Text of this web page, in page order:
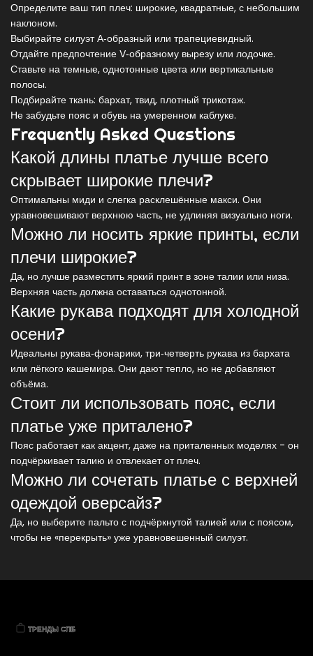
Определите ваш тип плеч: широкие, квадратные, с небольшим
наклоном.
Выбирайте силуэт А‑образный или трапециевидный.
Отдайте предпочтение V‑образному вырезу или лодочке.
Ставьте на темные, однотонные цвета или вертикальные
полосы.
Подбирайте ткань: бархат, твид, плотный трикотаж.
Не забудьте пояс и обувь на умеренном каблуке.
Frequently Asked Questions
Какой длины платье лучше всего
скрывает широкие плечи?
Оптимальны миди и слегка расклешённые макси. Они
уравновешивают верхнюю часть, не удлиняя визуально ноги.
Можно ли носить яркие принты, если
плечи широкие?
Да, но лучше разместить яркий принт в зоне талии или низа.
Верхняя часть должна оставаться однотонной.
Какие рукава подходят для холодной
осени?
Идеальны рукава‑фонарики, три‑четверть рукава из бархата
или лёгкого кашемира. Они дают тепло, но не добавляют
объёма.
Стоит ли использовать пояс, если
платье уже приталено?
Пояс работает как акцент, даже на приталенных моделях - он
подчёркивает талию и отвлекает от плеч.
Можно ли сочетать платье с верхней
одеждой оверсайз?
Да, но выберите пальто с подчёркнутой талией или с поясом,
чтобы не «перекрыть» уже уравновешенный силуэт.